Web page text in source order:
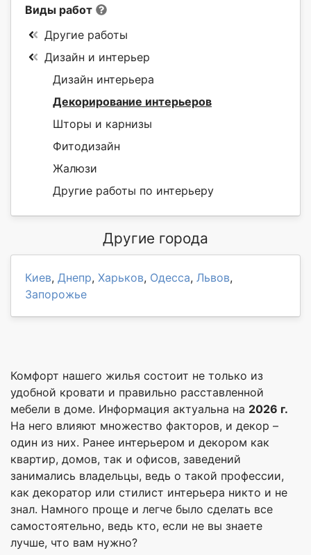
Виды работ
Другие работы
Дизайн и интерьер
Дизайн интерьера
Декорирование интерьеров
Шторы и карнизы
Фитодизайн
Жалюзи
Другие работы по интерьеру
Другие города
Киев, Днепр, Харьков, Одесса, Львов,
Запорожье
Комфорт нашего жилья состоит не только из
удобной кровати и правильно расставленной
мебели в доме. Информация актуальна на 2026 г.
На него влияют множество факторов, и декор –
один из них. Ранее интерьером и декором как
квартир, домов, так и офисов, заведений
занимались владельцы, ведь о такой профессии,
как декоратор или стилист интерьера никто и не
знал. Намного проще и легче было сделать все
самостоятельно, ведь кто, если не вы знаете
лучше, что вам нужно?